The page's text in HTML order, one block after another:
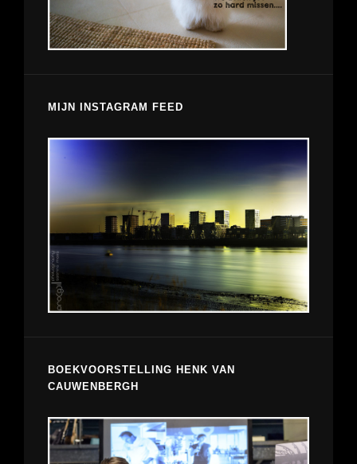
MIJN INSTAGRAM FEED
BOEKVOORSTELLING HENK VAN
CAUWENBERGH